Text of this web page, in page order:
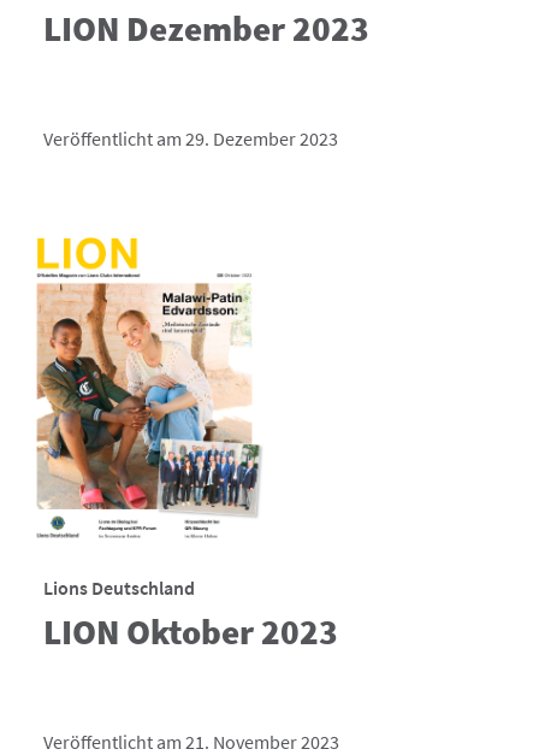
LION Dezember 2023
Veröffentlicht am 29. Dezember 2023
Lions Deutschland
LION Oktober 2023
Veröffentlicht am 21. November 2023